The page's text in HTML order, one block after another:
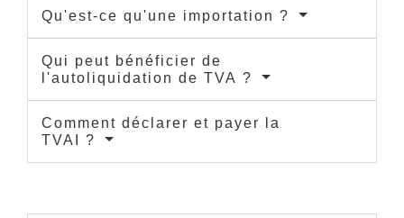
Qu'est-ce qu'une importation ?
Qui peut bénéficier de
l'autoliquidation de TVA ?
Comment déclarer et payer la
TVAI ?